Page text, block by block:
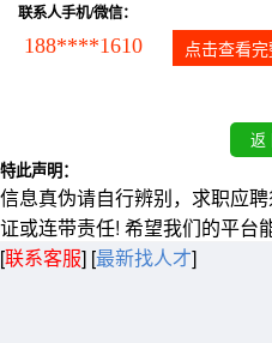
联系人手机/微信：
188****1610 点击查看
特此声明：
信息真伪请自行辨别，求职应
证或连带责任! 希望我们的平台
[联系客服] [最新找人才]